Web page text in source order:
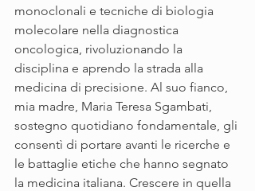
monoclonali e tecniche di biologia
molecolare nella diagnostica
oncologica, rivoluzionando la
disciplina e aprendo la strada alla
medicina di precisione. Al suo fianco,
mia madre, Maria Teresa Sgambati,
sostegno quotidiano fondamentale, gli
consentì di portare avanti le ricerche e
le battaglie etiche che hanno segnato
la medicina italiana. Crescere in quella